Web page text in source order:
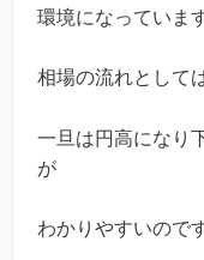
環境になっていま
相場の流れとして
一旦は円高になり
が
わかりやすいので